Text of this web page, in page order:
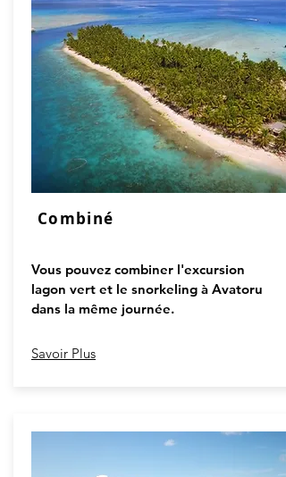
Combiné
Vous pouvez combiner l'excursion
lagon vert et le snorkeling à Avatoru
dans la même journée.
Savoir Plus